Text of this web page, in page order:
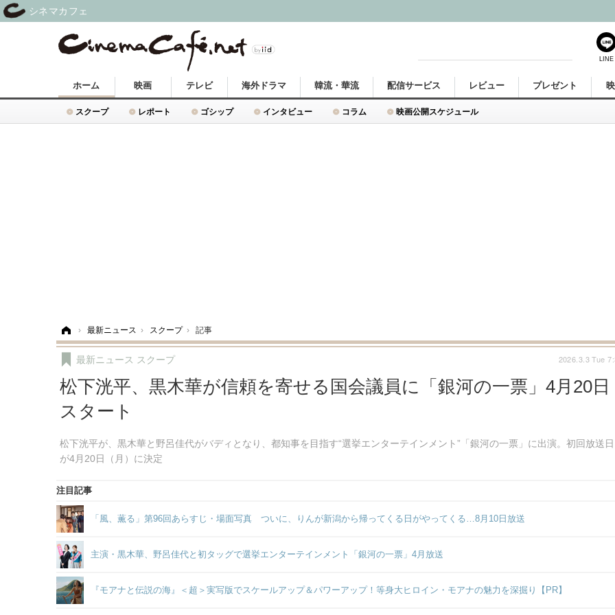
ホーム
スクープ レポート ゴシップ インタビュー コラム 映画公開スケジュール
映画 テレビ 海外ドラマ 韓流・華流 配信サービス レビュー プレゼント
› 最新ニュース › スクープ › 記事
松下洸平、黒木華が信頼を寄せる国会議員に「銀河の一票」4月20日
スタート
松下洸平が、黒木華と野呂佳代がバディとなり、都知事を目指す“選挙エンターテインメント”「銀河の一票」に出演。初回放送日
が4月20日（月）に決定
最新ニュース スクープ 2026.3.3 Tue
注目記事
「風、薫る」第96回あらすじ・場面写真 ついに、りんが新潟から帰ってくる日がやってくる…8月10日放送
主演・黒木華、野呂佳代と初タッグで選挙エンターテインメント「銀河の一票」4月放送
『モアナと伝説の海』＜超＞実写版でスケールアップ＆パワーアップ！等身大ヒロイン・モアナの魅力を深掘り【PR】
LINE
シネマカフェ